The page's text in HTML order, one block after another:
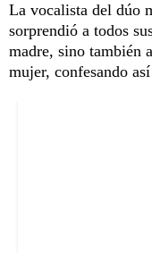
La vocalista del dúo
sorprendió a todos
madre, sino también
mujer, confesando